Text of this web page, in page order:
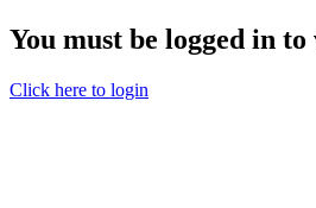
You must be logged in
Click here to login